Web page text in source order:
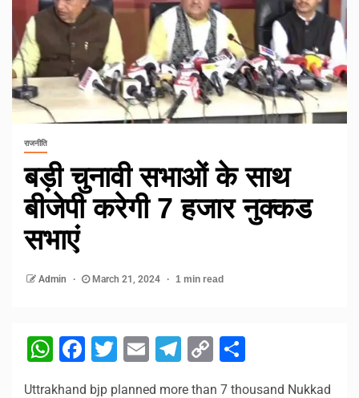
राजनीति
बड़ी चुनावी सभाओं के साथ
बीजेपी करेगी 7 हजार नुक्कड
सभाएं
Admin March 21, 2024 1 min read
WhatsApp
Facebook
Twitter
EmailTelegram
Copy
Uttrakhand bjp planned more than 7 thousand Nukkad